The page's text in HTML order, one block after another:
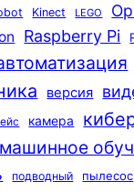
Kinect LEGO
Raspberry Pi
версия
камера
машинное
подводный пылесос